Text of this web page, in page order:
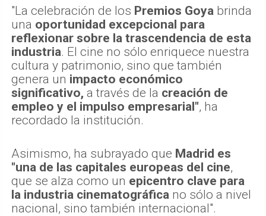
"La celebración de los Premios Goya brinda
una oportunidad excepcional para
reflexionar sobre la trascendencia de esta
industria. El cine no sólo enriquece nuestra
cultura y patrimonio, sino que también
genera un impacto económico
significativo, a través de la creación de
empleo y el impulso empresarial", ha
recordado la institución.
Asimismo, ha subrayado que Madrid es
"una de las capitales europeas del cine,
que se alza como un epicentro clave para
la industria cinematográfica no sólo a nivel
nacional, sino también internacional".